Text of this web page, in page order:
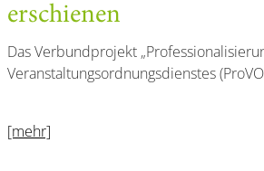
erschienen
Das Verbundprojekt
Veranstaltungsordnungsdienstes
[mehr]